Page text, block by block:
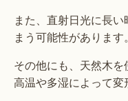
また、直射日光に長
まう可能性があります。
その他にも、天然木を
高温や多湿によって変